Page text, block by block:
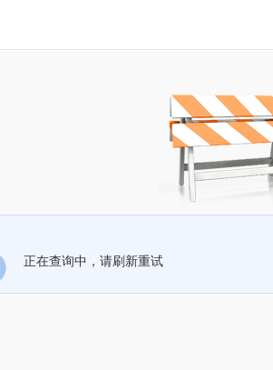
正在查询中，请刷新重试